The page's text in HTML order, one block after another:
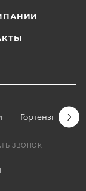
Гортензии
ЗВОНОК